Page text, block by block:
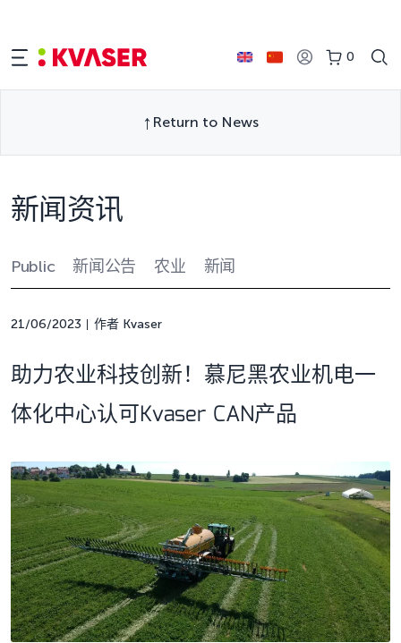
0
Return to News
新闻资讯
Public 新闻公告 农业 新闻
21/06/2023 作者 Kvaser
助力农业科技创新！慕尼黑农业机电一
体化中心认可Kvaser CAN产品